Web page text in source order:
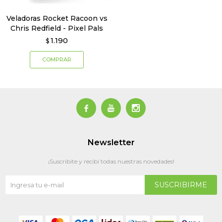
Veladoras Rocket Racoon vs
Chris Redfield - Pixel Pals
$ 1.190
  
Newsletter
¡Suscribite y recibí todas nuestras novedades!
SUSCRIBIRME